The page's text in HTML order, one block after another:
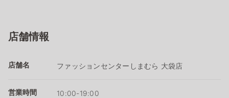
店舗情報
店舗名 ファッションセンターしまむら 大袋店
営業時間 10:00-19:00